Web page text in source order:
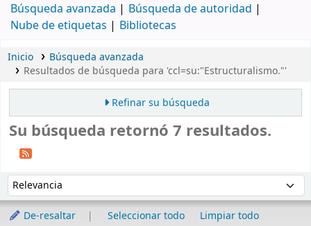
Búsqueda avanzada
Búsqueda de autoridad
Nube de etiquetas
Bibliotecas
Inicio
Búsqueda avanzada
Resultados de búsqueda para 'ccl=su:"Estructuralismo."'
Refinar su búsqueda
Su búsqueda retornó 7 resultados.
Ordenar por:
De-resaltar Seleccionar todo
Limpiar todo